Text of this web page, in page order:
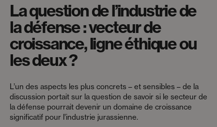
La question de l’industrie de
la défense : vecteur de
croissance, ligne éthique ou
les deux ?
L’un des aspects les plus concrets – et sensibles – de la
discussion portait sur la question de savoir si le secteur de
la défense pourrait devenir un domaine de croissance
significatif pour l’industrie jurassienne.